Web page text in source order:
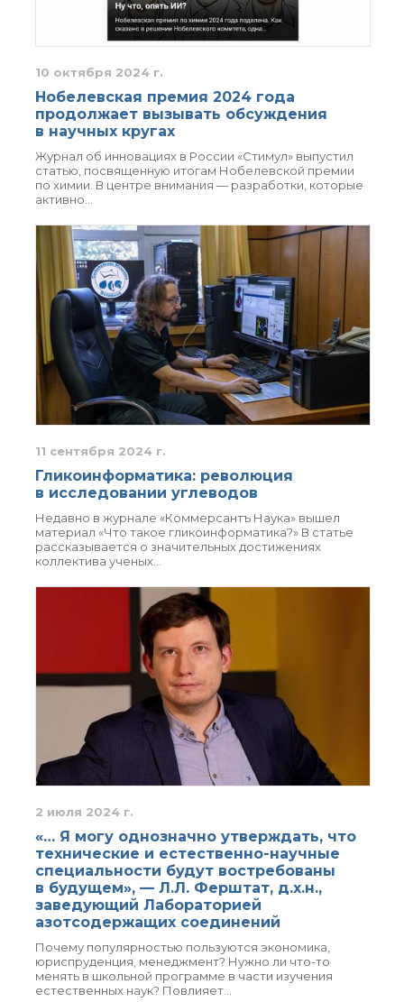
органической химии
РАН (ЦКП ИОХ РАН)
Библиотека
Инфоресурсы
Профком
Документы
Контакты
Основные
направления
деятельности
Важнейшие
достижения института
Научный Совет РАН
по органической
химии
Искусственный
интеллект (ИИ)
в химии
Аддитивные
технологии
Электронная
микроскопия
ИОХ РАН
Мероприятия
Конференции
Журналы
Национальные
проекты России
направлениям НТР РФ
Аспирантура
Защита диссертаций
Набор студентов
о типовых нарушениях
Новости института
Конференции
Новости
диссертационных
советов
Новые лаборатории
Институт в СМИ
10 октября 2024 г.
Нобелевская премия 2024 года
продолжает вызывать обсуждения
в научных кругах
Журнал об инновациях в России «Стимул» выпустил
статью, посвященную итогам Нобелевской премии
по химии. В центре внимания — разработки, которые
активно…
11 сентября 2024 г.
Гликоинформатика: революция
в исследовании углеводов
Недавно в журнале «Коммерсантъ Наука» вышел
материал «Что такое гликоинформатика?» В статье
рассказывается о значительных достижениях
коллектива ученых…
2 июля 2024 г.
«… Я могу однозначно утверждать, что
технические и естественно-научные
специальности будут востребованы
в будущем», — Л.Л. Ферштат, д.х.н.,
заведующий Лабораторией
азотсодержащих соединений
Почему популярностью пользуются экономика,
юриспруденция, менеджмент? Нужно ли что-то
менять в школьной программе в части изучения
естественных наук? Повлияет…